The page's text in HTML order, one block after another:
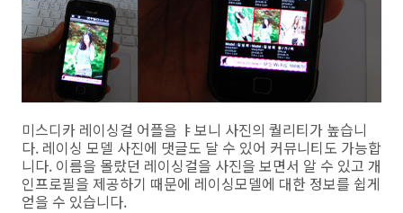
미스디카 레이싱걸 어플을 ㅑ보니 사진의 퀄리티가 높습니
다. 레이싱 모델 사진에 댓글도 달 수 있어 커뮤니티도 가능합
니다. 이름을 몰랐던 레이싱걸을 사진을 보면서 알 수 있고 개
인프로필을 제공하기 때문에 레이싱모델에 대한 정보를 쉽게
얻을 수 있습니다.